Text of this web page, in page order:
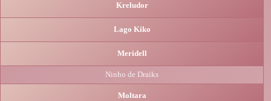
Kreludor
Lago Kiko
Meridell
Ninho de Draiks
Moltara